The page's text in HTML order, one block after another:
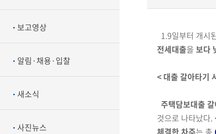
보고영상
알림·채용·입찰
새소식
사진뉴스
1.9일부터 개시
전세대출을 보다
< 대출 갈아타기
주택담보대출
것으로 나타났다.
체결한 차주는 총